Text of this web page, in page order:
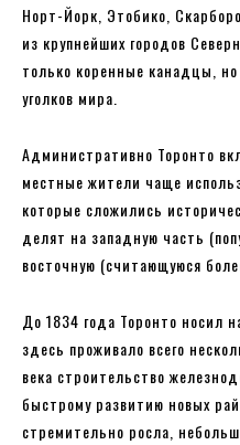
Норт-Йорк, Этобико,
из крупнейших городов
только коренные канадцы,
уголков мира.
Административно Торонто
местные жители чаще
которые сложились
делят на западную часть
восточную (считающуюся
До 1834 года Торонто носил
здесь проживало всего
века строительство
быстрому развитию новых
стремительно росла,